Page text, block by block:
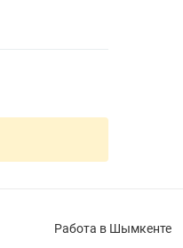
Работа в Шымкенте